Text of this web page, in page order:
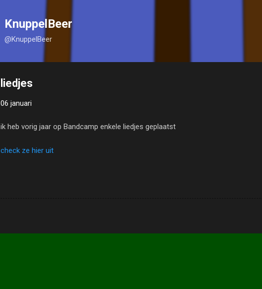
KnuppelBeer
@KnuppelBeer
liedjes
06 januari
ik heb vorig jaar op Bandcamp enkele liedjes geplaatst
check ze hier uit